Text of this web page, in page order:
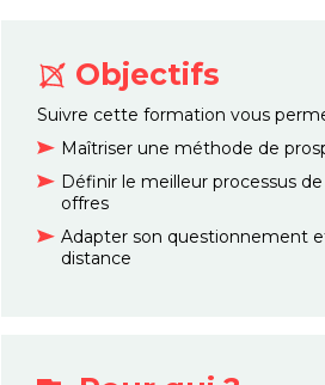
Objectifs
Suivre cette formation vous
Maîtriser une méthode de
Définir le meilleur processus
offres
Adapter son questionnement
distance